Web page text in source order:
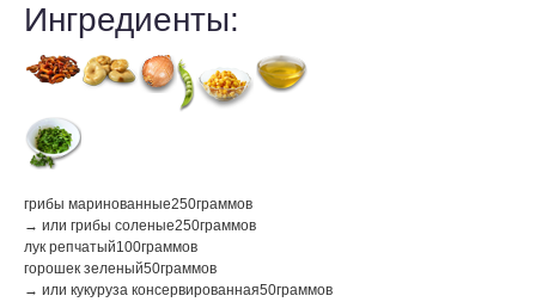
Ингредиенты:
грибы маринованные250граммов
→ или грибы соленые250граммов
лук репчатый100граммов
горошек зеленый50граммов
→ или кукуруза консервированная50граммов